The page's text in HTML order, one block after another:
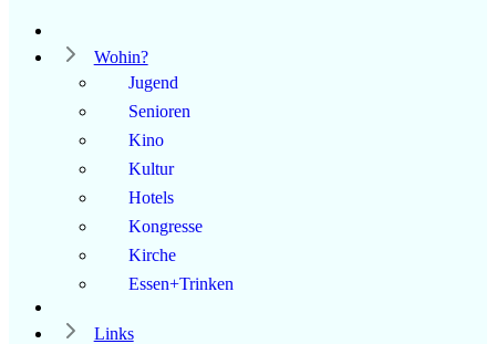
Wohin?
Jugend
Senioren
Kino
Kultur
Hotels
Kongresse
Kirche
Essen+Trinken
Links